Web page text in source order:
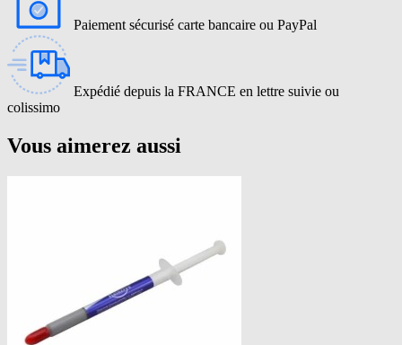
Paiement sécurisé carte bancaire ou PayPal
Expédié depuis la FRANCE en lettre suivie ou
colissimo
Vous aimerez aussi